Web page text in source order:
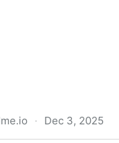
· Dec 3, 2025